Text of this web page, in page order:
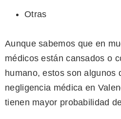
Otras
Aunque sabemos que en
médicos están cansados o
humano, estos son algunos
negligencia médica en
tienen mayor probabilidad